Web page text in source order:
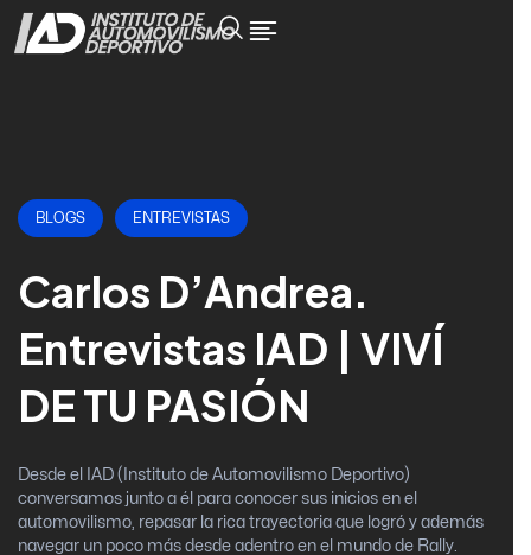
BLOGS ENTREVISTAS
Carlos D’Andrea.
Entrevistas IAD | VIVÍ
DE TU PASIÓN
Desde el IAD (Instituto de Automovilismo Deportivo)
conversamos junto a él para conocer sus inicios en el
automovilismo, repasar la rica trayectoria que logró y además
navegar un poco más desde adentro en el mundo de Rally.